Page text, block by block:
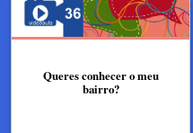
Queres conhecer o meu
bairro?